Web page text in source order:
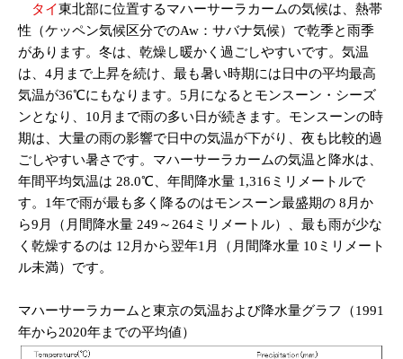
タイ東北部に位置するマハーサーラカームの気候は、熱帯
性（ケッペン気候区分でのAw：サバナ気候）で乾季と雨季
があります。冬は、乾燥し暖かく過ごしやすいです。気温
は、4月まで上昇を続け、最も暑い時期には日中の平均最高
気温が36℃にもなります。5月になるとモンスーン・シーズ
ンとなり、10月まで雨の多い日が続きます。モンスーンの時
期は、大量の雨の影響で日中の気温が下がり、夜も比較的過
ごしやすい暑さです。マハーサーラカームの気温と降水は、
年間平均気温は 28.0℃、年間降水量 1,316ミリメートルで
す。1年で雨が最も多く降るのはモンスーン最盛期の 8月か
ら9月（月間降水量 249～264ミリメートル）、最も雨が少な
く乾燥するのは 12月から翌年1月（月間降水量 10ミリメート
ル未満）です。
マハーサーラカームと東京の気温および降水量グラフ（1991
年から2020年までの平均値）